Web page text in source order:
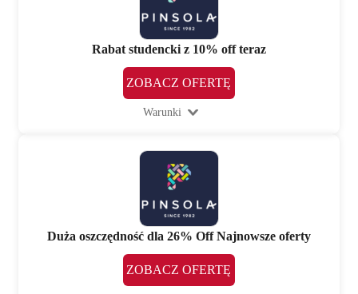
Rabat studencki z 10% off teraz
ZOBACZ OFERTĘ
Warunki
Duża oszczędność dla 26% Off Najnowsze oferty
ZOBACZ OFERTĘ